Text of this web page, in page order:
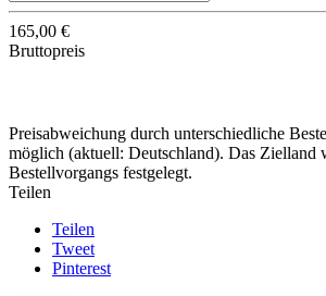
165,00 €
Bruttopreis
Preisabweichung durch unterschiedliche
möglich (aktuell: Deutschland). Das Zielland
Bestellvorgangs festgelegt.
Teilen
Teilen
Tweet
Pinterest